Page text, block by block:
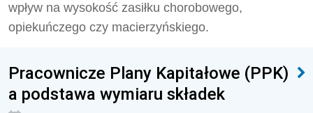
wpływ na wysokość zasiłku chorobowego,
opiekuńczego czy macierzyńskiego.
Pracownicze Plany Kapitałowe (PPK)
a podstawa wymiaru składek